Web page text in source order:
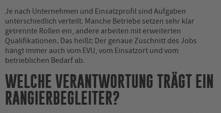
Je nach Unternehmen und Einsatzprofil sind Aufgaben
unterschiedlich verteilt. Manche Betriebe setzen sehr klar
getrennte Rollen ein, andere arbeiten mit erweiterten
Qualifikationen. Das heißt: Der genaue Zuschnitt des Jobs
hängt immer auch vom EVU, vom Einsatzort und vom
betrieblichen Bedarf ab.
WELCHE VERANTWORTUNG TRÄGT EIN
RANGIERBEGLEITER?